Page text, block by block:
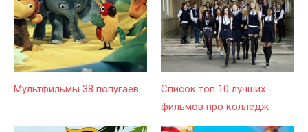
Мультфильмы 38 попугаев
Список топ 10 лучших
фильмов про колледж